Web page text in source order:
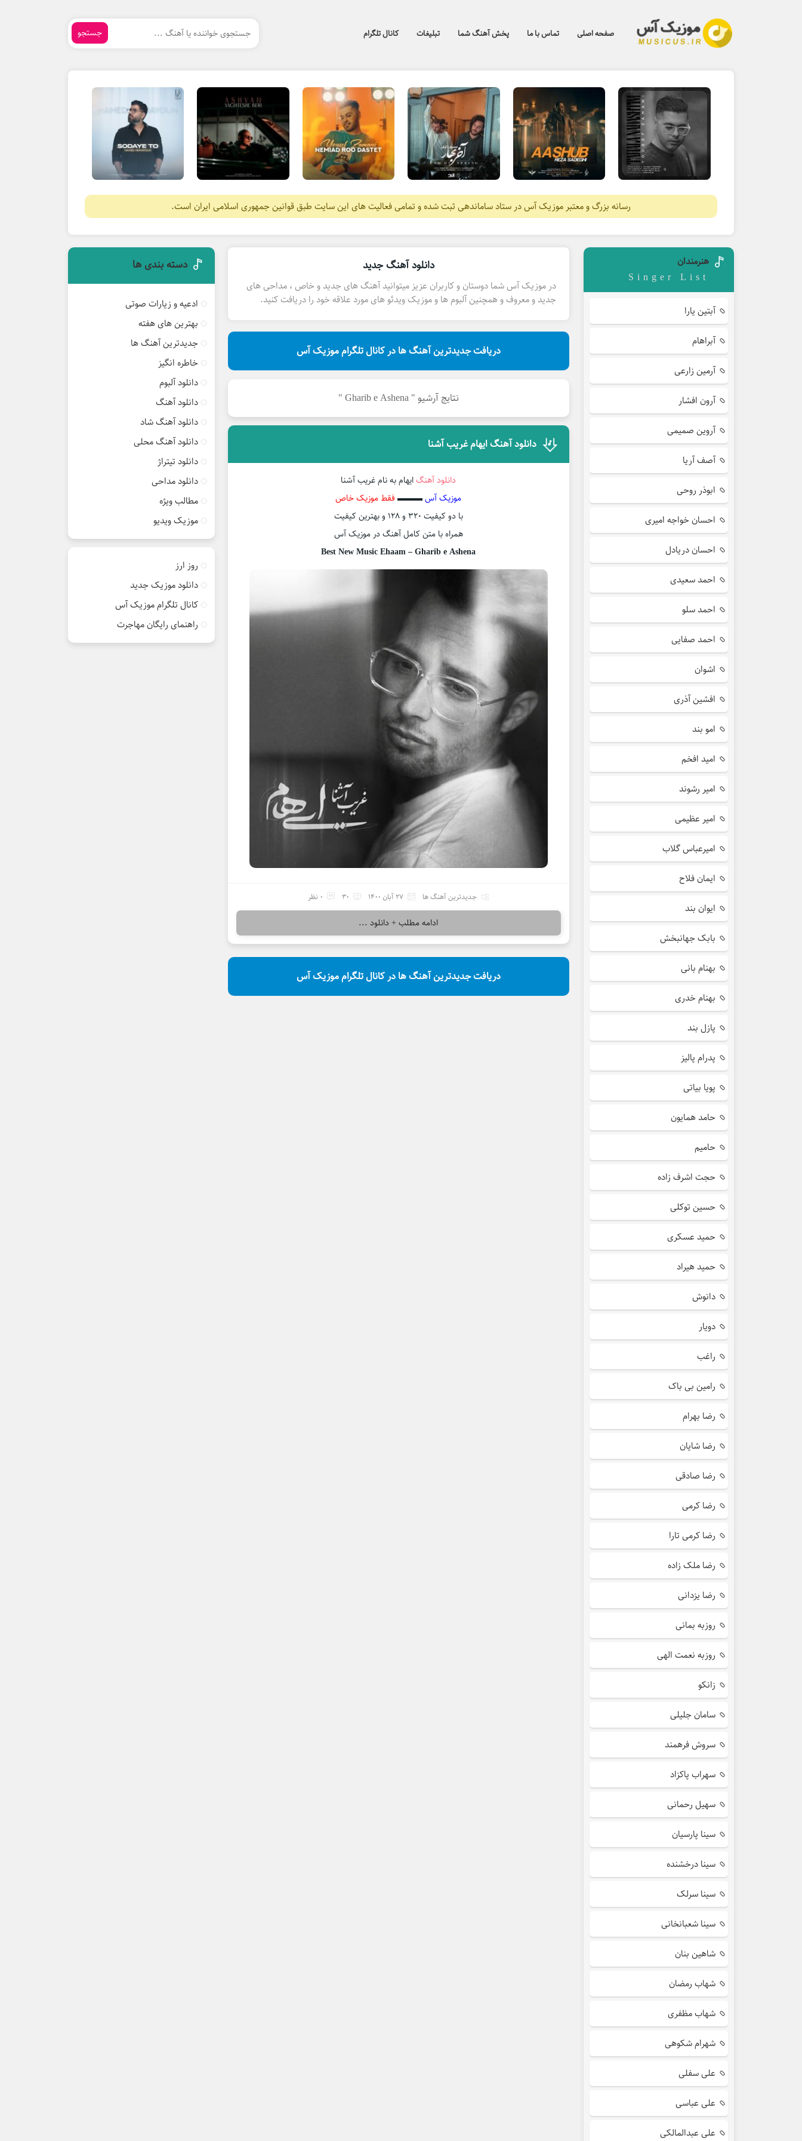
صفحه اصلی تماس با ما پخش آهنگ شما تبلیغات کانال تلگرام جستجو
رسانه بزرگ و معتبر موزیک آس در ستاد ساماندهی ثبت شده و تمامی فعالیت های این سایت طبق قوانین جمهوری اسلامی ایران است.
دانلود آهنگ جدید
در موزیک آس شما دوستان و کاربران عزیز میتوانید آهنگ های جدید و خاص ، مداحی های
جدید و معروف و همچنین آلبوم ها و موزیک ویدئو های مورد علاقه خود را دریافت کنید.
دریافت جدیدترین آهنگ ها در کانال تلگرام موزیک آس
نتایج آرشیو " Gharib e Ashena "
دانلود آهنگ ایهام غریب آشنا
دانلود آهنگایهام به نام غریب آشنا
موزیک آس▬▬▬ فقط موزیک خاص
با دو کیفیت ۳۲۰ و ۱۲۸ و بهترین کیفیت
همراه با متن کامل آهنگ در موزیک آس
Best New Music Ehaam – Gharib e Ashena
جدیدترین آهنگ ها 27 آبان 1400 30 0 نظر
ادامه مطلب + دانلود ...
دریافت جدیدترین آهنگ ها در کانال تلگرام موزیک آس
هنرمندان
Singer List
آبتین یارا
آبراهام
آرمین زارعی
آرون افشار
آروین صمیمی
آصف آریا
ابوذر روحی
احسان خواجه امیری
احسان دریادل
احمد سعیدی
احمد سلو
احمد صفایی
اشوان
افشین آذری
امو بند
امید افخم
امیر رشوند
امیر عظیمی
امیرعباس گلاب
ایمان فلاح
ایوان بند
بابک جهانبخش
بهنام بانی
بهنام خدری
پازل بند
پدرام پالیز
پویا بیاتی
حامد همایون
حامیم
حجت اشرف زاده
حسین توکلی
حمید عسکری
حمید هیراد
دانوش
دویار
راغب
رامین بی باک
رضا بهرام
رضا شایان
رضا صادقی
رضا کرمی
رضا کرمی تارا
رضا ملک زاده
رضا یزدانی
روزبه بمانی
روزبه نعمت الهی
زانکو
سامان جلیلی
سروش فرهمند
سهراب پاکزاد
سهیل رحمانی
سینا پارسیان
سینا درخشنده
سینا سرلک
سینا شعبانخانی
شاهین بنان
شهاب رمضان
شهاب مظفری
شهرام شکوهی
علی سفلی
علی عباسی
علی عبدالمالکی
دسته بندی ها
ادعیه و زیارات صوتی
بهترین های هفته
جدیدترین آهنگ ها
خاطره انگیز
دانلود آلبوم
دانلود آهنگ
دانلود آهنگ شاد
دانلود آهنگ محلی
دانلود تیتراژ
دانلود مداحی
مطالب ویژه
موزیک ویدیو
روز ارز
دانلود موزیک جدید
کانال تلگرام موزیک آس
راهنمای رایگان مهاجرت